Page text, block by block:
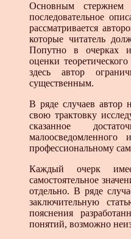
Основным стержнем
последовательное
рассматривается
которые читатель
Попутно в очерках
оценки
здесь автор
существенным.
В ряде случаев автор
свою трактовку
сказанное
малоосведомленного
профессиональному
Каждый очерк
самостоятельное
отдельно. В ряде
заключительную
пояснения
понятий, возможно